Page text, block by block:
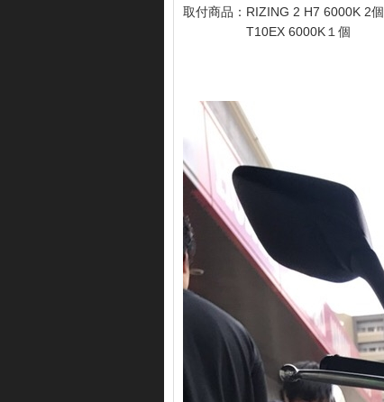
取付商品：RIZING 2 H7 6000K 2個
T10EX 6000K１個